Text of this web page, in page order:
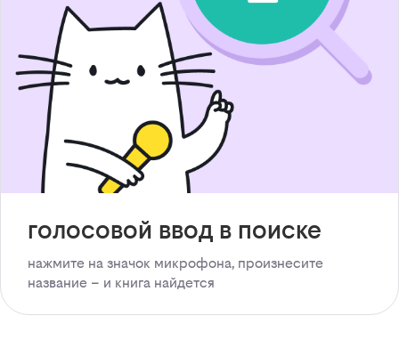
голосовой ввод в поиске
нажмите на значок микрофона, произнесите
название – и книга найдется